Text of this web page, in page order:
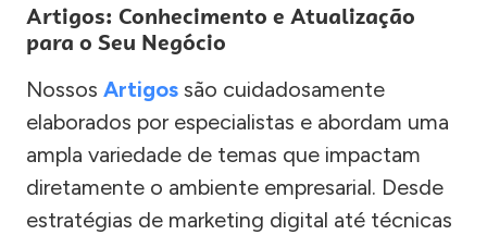
Artigos: Conhecimento e Atualização
para o Seu Negócio
Nossos Artigos são cuidadosamente
elaborados por especialistas e abordam uma
ampla variedade de temas que impactam
diretamente o ambiente empresarial. Desde
estratégias de marketing digital até técnicas